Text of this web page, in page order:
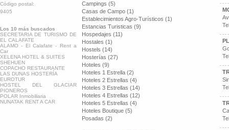
Código postal:
9405
Los 10 más buscados
SECRETARIA DE TURISMO DE
EL CALAFATE
ALAMO - El Calafate - Rent a
Car
XELENA HOTEL & SUITES
SHEHUEN
COPACHO RESTAURANTE
LAS DUNAS HOSTERÍA
EUROTUR
HOSTEL DEL GLACIAR
PIONEROS
POLAR Inmobiliaria
NUNATAK RENT A CAR
Campings (5)
Casas de Campo (1)
Establecimientos Agro-Turísticos (1)
Estancias Turisticas (9)
Hospedajes (11)
Hostales (1)
Hostels (14)
Hosterías (27)
Hoteles (9)
Hoteles 1 Estrella (2)
Hoteles 2 Estrellas (4)
Hoteles 3 Estrellas (14)
Hoteles 4 Estrellas (12)
Hoteles 5 Estrellas (4)
Hoteles Boutique (5)
Posadas (2)